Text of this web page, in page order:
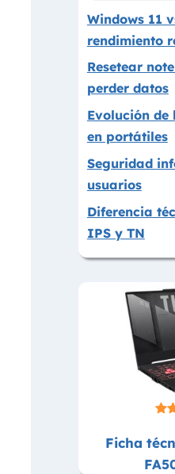
Windows 11
rendimiento
Resetear
perder datos
Evolución de
en portátiles
Seguridad
usuarios
Diferencia
IPS y TN
Ficha